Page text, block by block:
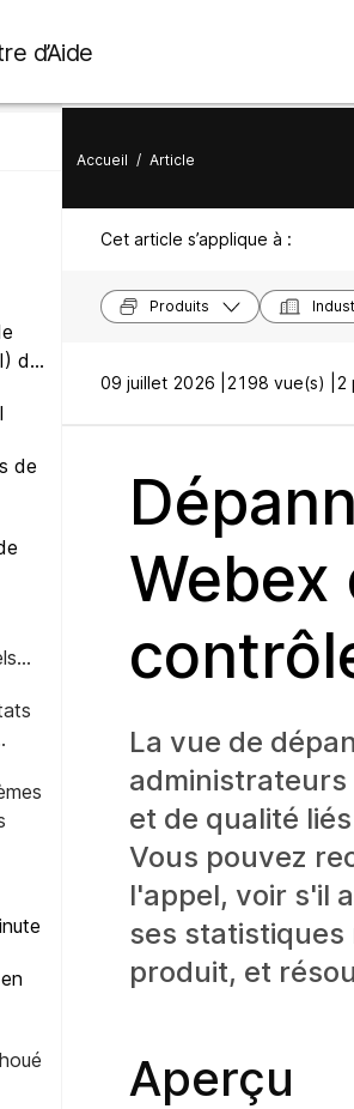
d’Aide
de
de
Accueil / Article
Cet article s’applique à :
Produits
09 juillet 2026 | 2198 vue(s) | 2
Webex
La vue de
et de qualité
Vous pouvez
l'appel, voir s'il
ses statistiques
produit, et
Aperçu